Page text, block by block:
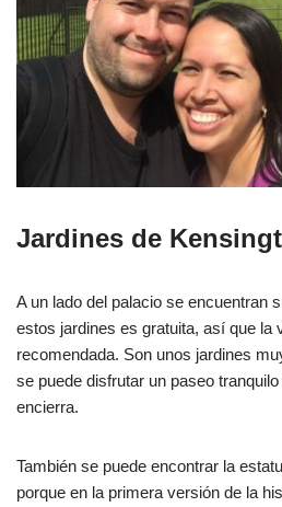
Jardines de
A un lado del palacio se encuentran
estos jardines es gratuita, así que la
recomendada. Son unos jardines
se puede disfrutar un paseo
encierra.
También se puede encontrar la
porque en la primera versión de la